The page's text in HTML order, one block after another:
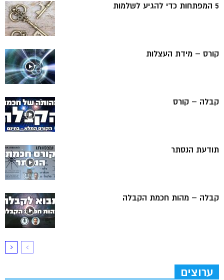
5 המפתחות כדי להגיע לשלמות
קורס – מידת העצלות
קבלה – קורס
תודעת הנסתר
קבלה – מהות חכמת הקבלה
ערוצים